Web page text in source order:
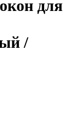
для
/